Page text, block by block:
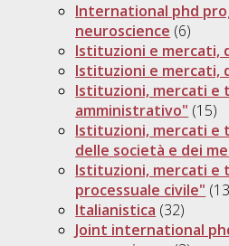
International phd
neuroscience (6)
Istituzioni e
Istituzioni e
Istituzioni, mercati
amministrativo" (15)
Istituzioni, mercati
delle società e dei
Istituzioni, mercati
processuale civile"
Italianistica (32)
Joint international